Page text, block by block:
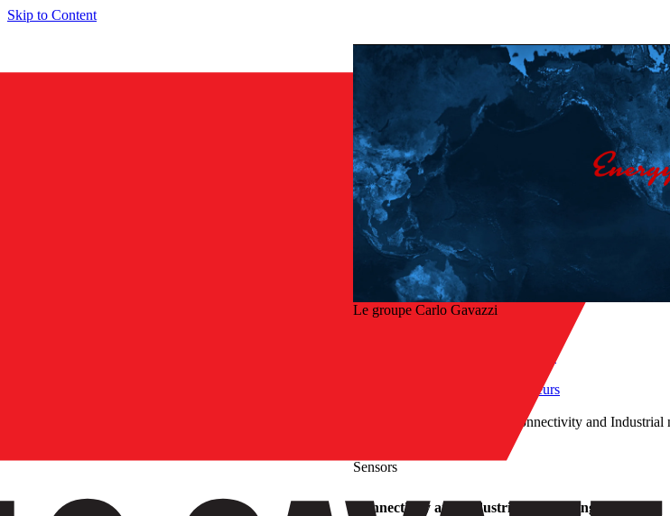
Skip to Content
Le groupe Carlo Gavazzi
Capteurs
Connectivity and
Sensors
Connectivity and Industrial networking